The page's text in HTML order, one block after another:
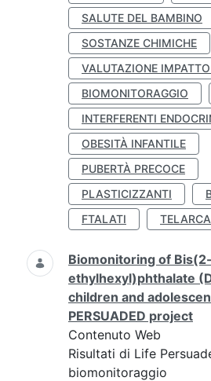
SALUTE DEL BAMBINO
SOSTANZE CHIMICHE
VALUTAZIONE
BIOMONITORAGGIO
INTERFERENTI
OBESITÀ INFANTILE
PUBERTÀ PRECOCE
PLASTICIZZANTI
FTALATI
Biomonitoring of Bis(2-
ethylhexyl)phthalate
children and
PERSUADED project
Contenuto Web
Risultati di Life
biomonitoraggio